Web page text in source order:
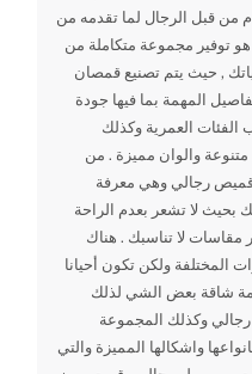
من قبل الرجال لما تقدمه من
توفير مجموعة متكاملة من
, حيث يتم تصنيع قمصان
المهمة بما فيها جودة
الفئات العمرية وكذلك
والوان مميزة . من
قميص رجالي وهي معرفة
لا تشعر بعدم الراحة
مقاسات لا تناسبك . هناك
المختلفة ولكن تكون أحيانا
شاقة بعض الشي لذلك
وكذلك المجموعة
واشكالها المميزة والتي